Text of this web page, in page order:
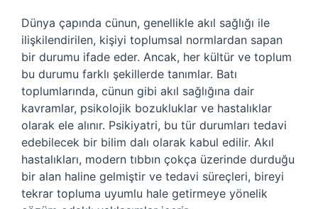
Dünya çapında cünun, genellikle akıl sağlığı ile
ilişkilendirilen, kişiyi toplumsal normlardan sapan
bir durumu ifade eder. Ancak, her kültür ve toplum
bu durumu farklı şekillerde tanımlar. Batı
toplumlarında, cünun gibi akıl sağlığına dair
kavramlar, psikolojik bozukluklar ve hastalıklar
olarak ele alınır. Psikiyatri, bu tür durumları tedavi
edebilecek bir bilim dalı olarak kabul edilir. Akıl
hastalıkları, modern tıbbın çokça üzerinde durduğu
bir alan haline gelmiştir ve tedavi süreçleri, bireyi
tekrar topluma uyumlu hale getirmeye yönelik